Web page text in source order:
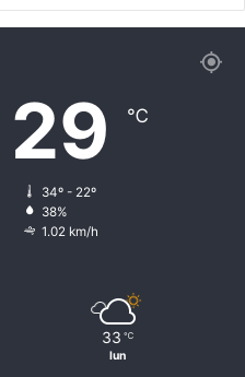
29 ℃
34º - 22º
38%
1.02 km/h
33 ℃
lun